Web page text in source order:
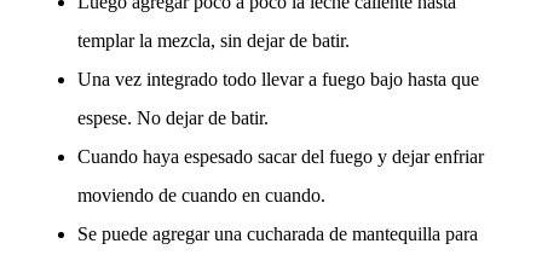
templar la mezcla, sin dejar de batir.
Una vez integrado todo llevar a fuego bajo hasta que
espese. No dejar de batir.
Cuando haya espesado sacar del fuego y dejar enfriar
moviendo de cuando en cuando.
Se puede agregar una cucharada de mantequilla para